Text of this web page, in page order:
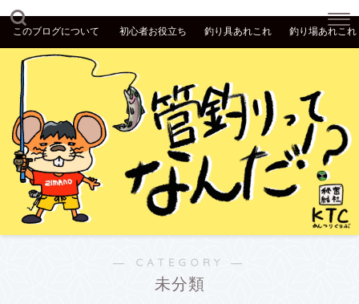
このブログについて 初心者お役立ち 釣り具あれこれ 釣り場あれこれ
― CATEGORY ―
未分類